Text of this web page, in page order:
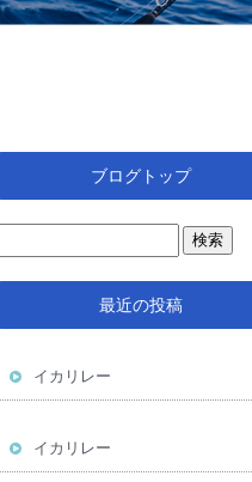
ブログトップ
最近の投稿
イカリレー
イカリレー